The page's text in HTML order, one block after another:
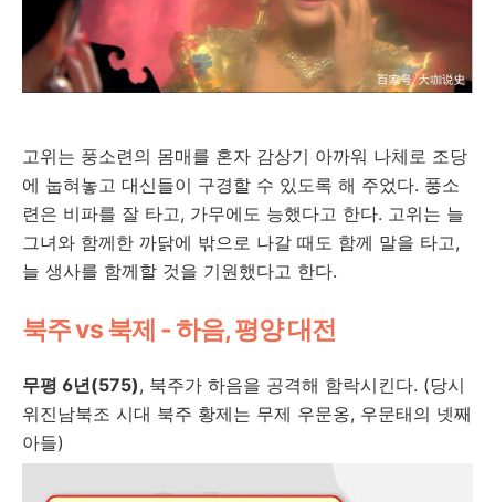
고위는 풍소련의 몸매를 혼자 감상기 아까워 나체로 조당
에 눕혀놓고 대신들이 구경할 수 있도록 해 주었다. 풍소
련은 비파를 잘 타고, 가무에도 능했다고 한다. 고위는 늘
그녀와 함께한 까닭에 밖으로 나갈 때도 함께 말을 타고,
늘 생사를 함께할 것을 기원했다고 한다.
북주 vs 북제 - 하음, 평양 대전
무평 6년(575), 북주가 하음을 공격해 함락시킨다. (당시
위진남북조 시대 북주 황제는 무제 우문옹, 우문태의 넷째
아들)